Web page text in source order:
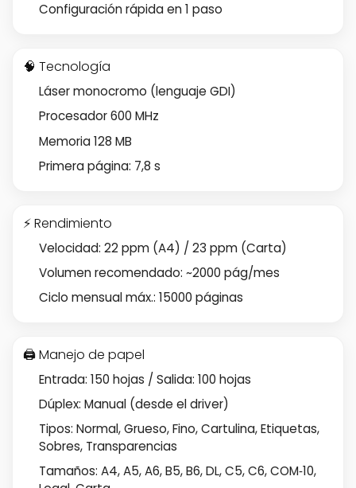
Configuración rápida en 1 paso
🧠 Tecnología
Láser monocromo (lenguaje GDI)
Procesador 600 MHz
Memoria 128 MB
Primera página: 7,8 s
⚡ Rendimiento
Velocidad: 22 ppm (A4) / 23 ppm (Carta)
Volumen recomendado: ~2000 pág/mes
Ciclo mensual máx.: 15000 páginas
🖨️ Manejo de papel
Entrada: 150 hojas / Salida: 100 hojas
Dúplex: Manual (desde el driver)
Tipos: Normal, Grueso, Fino, Cartulina, Etiquetas,
Sobres, Transparencias
Tamaños: A4, A5, A6, B5, B6, DL, C5, C6, COM‑10,